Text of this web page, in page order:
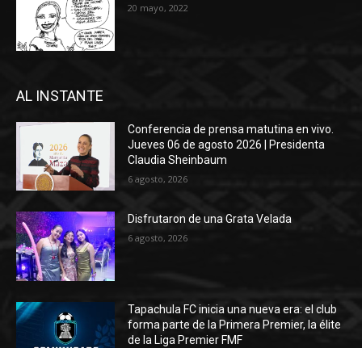
20 mayo, 2022
AL INSTANTE
Conferencia de prensa matutina en vivo.
Jueves 06 de agosto 2026 | Presidenta
Claudia Sheinbaum
6 agosto, 2026
Disfrutaron de una Grata Velada
6 agosto, 2026
Tapachula FC inicia una nueva era: el club
forma parte de la Primera Premier, la élite
de la Liga Premier FMF